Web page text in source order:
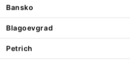
Bansko
Blagoevgrad
Petrich